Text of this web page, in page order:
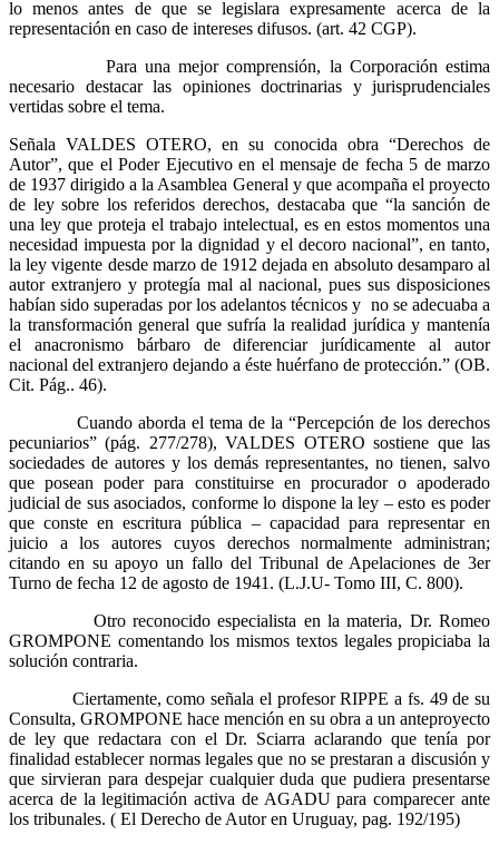
lo menos antes de que se legislara expresamente acerca de la
representación en caso de intereses difusos. (art. 42 CGP).
Para una mejor comprensión, la Corporación estima
necesario destacar las opiniones doctrinarias y jurisprudenciales
vertidas sobre el tema.
Señala VALDES OTERO, en su conocida obra “Derechos de
Autor”, que el Poder Ejecutivo en el mensaje de fecha 5 de marzo
de 1937 dirigido a la Asamblea General y que acompaña el proyecto
de ley sobre los referidos derechos, destacaba que “la sanción de
una ley que proteja el trabajo intelectual, es en estos momentos una
necesidad impuesta por la dignidad y el decoro nacional”, en tanto,
la ley vigente desde marzo de 1912 dejada en absoluto desamparo al
autor extranjero y protegía mal al nacional, pues sus disposiciones
habían sido superadas por los adelantos técnicos y no se adecuaba a
la transformación general que sufría la realidad jurídica y mantenía
el anacronismo bárbaro de diferenciar jurídicamente al autor
nacional del extranjero dejando a éste huérfano de protección.” (OB.
Cit. Pág.. 46).
Cuando aborda el tema de la “Percepción de los derechos
pecuniarios” (pág. 277/278), VALDES OTERO sostiene que las
sociedades de autores y los demás representantes, no tienen, salvo
que posean poder para constituirse en procurador o apoderado
judicial de sus asociados, conforme lo dispone la ley – esto es poder
que conste en escritura pública – capacidad para representar en
juicio a los autores cuyos derechos normalmente administran;
citando en su apoyo un fallo del Tribunal de Apelaciones de 3er
Turno de fecha 12 de agosto de 1941. (L.J.U- Tomo III, C. 800).
Otro reconocido especialista en la materia, Dr. Romeo
GROMPONE comentando los mismos textos legales propiciaba la
solución contraria.
Ciertamente, como señala el profesor RIPPE a fs. 49 de su
Consulta, GROMPONE hace mención en su obra a un anteproyecto
de ley que redactara con el Dr. Sciarra aclarando que tenía por
finalidad establecer normas legales que no se prestaran a discusión y
que sirvieran para despejar cualquier duda que pudiera presentarse
acerca de la legitimación activa de AGADU para comparecer ante
los tribunales. ( El Derecho de Autor en Uruguay, pag. 192/195)